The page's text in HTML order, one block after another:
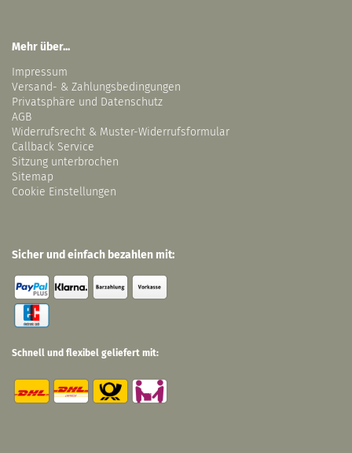
Mehr über...
Impressum
Versand- & Zahlungsbedingungen
Privatsphäre und Datenschutz
AGB
Widerrufsrecht & Muster-Widerrufsformular
Callback Service
Sitzung unterbrochen
Sitemap
Cookie Einstellungen
Sicher und einfach bezahlen mit:
Schnell und flexibel geliefert mit: